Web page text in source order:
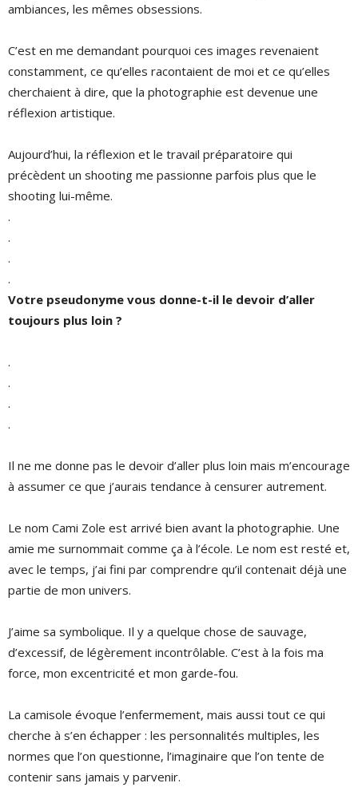
ambiances, les mêmes obsessions.
C’est en me demandant pourquoi ces images revenaient
constamment, ce qu’elles racontaient de moi et ce qu’elles
cherchaient à dire, que la photographie est devenue une
réflexion artistique.
Aujourd’hui, la réflexion et le travail préparatoire qui
précèdent un shooting me passionne parfois plus que le
shooting lui-même.
.
.
.
.
Votre pseudonyme vous donne-t-il le devoir d’aller
toujours plus loin ?
.
.
.
.
Il ne me donne pas le devoir d’aller plus loin mais m’encourage
à assumer ce que j’aurais tendance à censurer autrement.
Le nom Cami Zole est arrivé bien avant la photographie. Une
amie me surnommait comme ça à l’école. Le nom est resté et,
avec le temps, j’ai fini par comprendre qu’il contenait déjà une
partie de mon univers.
J’aime sa symbolique. Il y a quelque chose de sauvage,
d’excessif, de légèrement incontrôlable. C’est à la fois ma
force, mon excentricité et mon garde-fou.
La camisole évoque l’enfermement, mais aussi tout ce qui
cherche à s’en échapper : les personnalités multiples, les
normes que l’on questionne, l’imaginaire que l’on tente de
contenir sans jamais y parvenir.